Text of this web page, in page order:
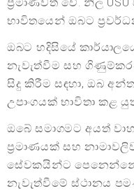
ප්‍රමාණවත් වේ. නිල
භාවිතයෙන් ඔබට
ඔබට හදිසියේ
නැවැත්වීම සහ
සිදු කිරීම සඳහා, ඔබ
උපාංගයක් භාවිතා කළ
ඔබේ සමාගමට අයත්
ප්‍රමාණයක් සහ
සේවකයින්ට
නැවැත්වීමේ ස්ථානය